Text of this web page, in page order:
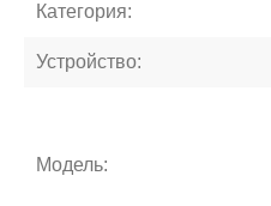
Категория:
Устройство:
Модель: